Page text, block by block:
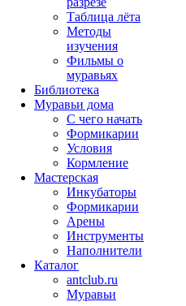
Таблица лёта
Методы
изучения
Фильмы о
муравьях
Библиотека
Муравьи дома
С чего начать
Формикарии
Условия
Кормление
Мастерская
Инкубаторы
Формикарии
Арены
Инструменты
Наполнители
Каталог
antclub.ru
Муравьи